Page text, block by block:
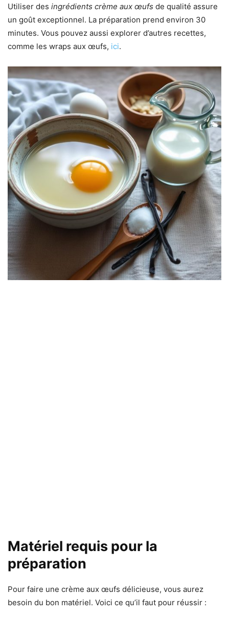
Utiliser des ingrédients crème aux œufs de qualité assure
un goût exceptionnel. La préparation prend environ 30
minutes. Vous pouvez aussi explorer d’autres recettes,
comme les wraps aux œufs, ici.
Matériel requis pour la
préparation
Pour faire une crème aux œufs délicieuse, vous aurez
besoin du bon matériel. Voici ce qu’il faut pour réussir :